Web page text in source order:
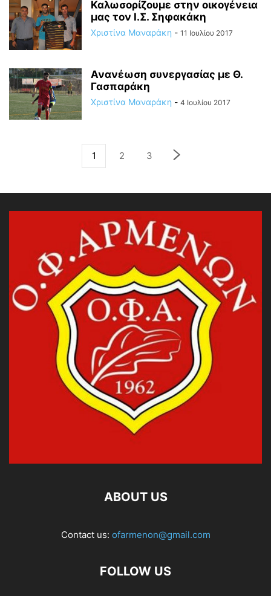
Καλωσορίζουμε στην οικογένεια
μας τον Ι.Σ. Σηφακάκη
Χριστίνα Μαναράκη - 11 Ιουλίου 2017
Ανανέωση συνεργασίας με Θ.
Γασπαράκη
Χριστίνα Μαναράκη - 4 Ιουλίου 2017
1 2 3
ABOUT US
Contact us: ofarmenon@gmail.com
FOLLOW US